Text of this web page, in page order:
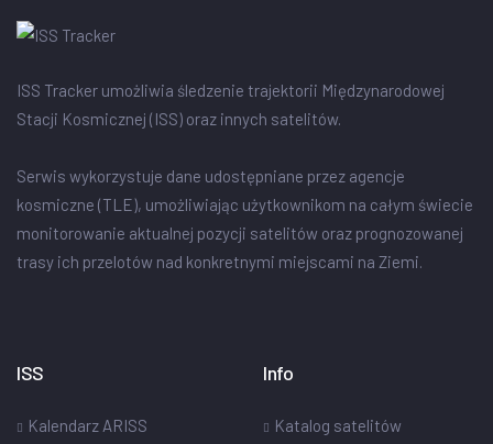
ISS Tracker umożliwia śledzenie trajektorii Międzynarodowej
Stacji Kosmicznej (ISS) oraz innych satelitów.
Serwis wykorzystuje dane udostępniane przez agencje
kosmiczne (TLE), umożliwiając użytkownikom na całym świecie
monitorowanie aktualnej pozycji satelitów oraz prognozowanej
trasy ich przelotów nad konkretnymi miejscami na Ziemi.
ISS
Kalendarz ARISS
Info
Katalog satelitów